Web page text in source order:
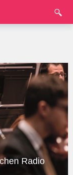
Radio